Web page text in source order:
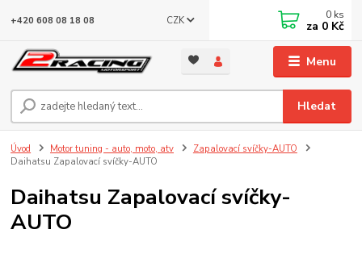
Menu
CZK
Hledat
+420 608 08 18 08 0 ks
za 0 Kč
Úvod Motor tuning - auto, moto, atv
Zapalovací svíčky-AUTO
Daihatsu Zapalovací svíčky-AUTO
Daihatsu Zapalovací svíčky-
AUTO